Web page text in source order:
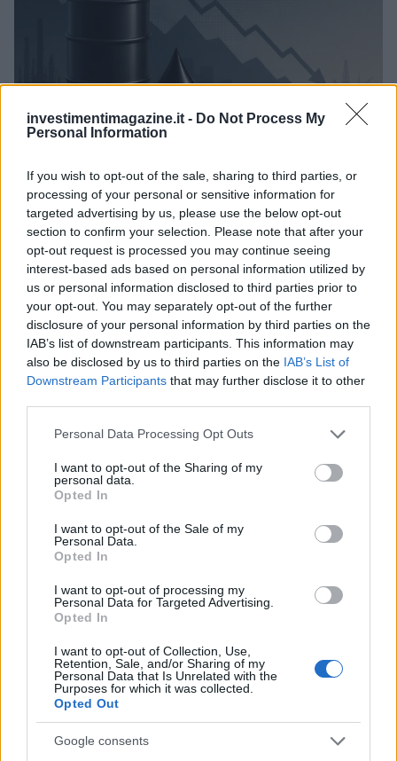
investimentimagazine.it - Do Not Process My
Personal Information
If you wish to opt-out of the sale, sharing to third parties, or
processing of your personal or sensitive information for
targeted advertising by us, please use the below opt-out
section to confirm your selection. Please note that after your
opt-out request is processed you may continue seeing
interest-based ads based on personal information utilized by
us or personal information disclosed to third parties prior to
your opt-out. You may separately opt-out of the further
disclosure of your personal information by third parties on the
IAB’s list of downstream participants. This information may
also be disclosed by us to third parties on the IAB’s List of
Downstream Participants that may further disclose it to other
Please note that this website/app uses one or more Google
not limited to your visit or usage behaviour. You may click to
grant or deny consent to Google and its third-party tags to
use your data for below specified purposes in below Google
consent section.
Personal Data Processing Opt Outs
I want to opt-out of the Sharing of my
personal data.
Opted In
I want to opt-out of the Sale of my
Personal Data.
Opted In
I want to opt-out of processing my
Personal Data for Targeted Advertising.
Opted In
I want to opt-out of Collection, Use,
Retention, Sale, and/or Sharing of my
Personal Data that Is Unrelated with the
Purposes for which it was collected.
Opted Out
Google consents
Petrolio in calo, Brent a 88.9 USD dopo un ribasso del 8.3%
Andrea Innocenti · 7 Ago 2026
NEWS
Petrolio in calo: Brent a 88.9 dollari, ribassi diffusi tra le
materie prime
QUOTAZIONI CRYPTO
Nome
Eureka Bridged PAX
Gold (Terra
(PAXG)
$4,187.30